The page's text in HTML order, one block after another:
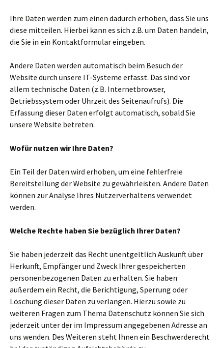
Ihre Daten werden zum einen dadurch erhoben, dass Sie uns
diese mitteilen. Hierbei kann es sich z.B. um Daten handeln,
die Sie in ein Kontaktformular eingeben.
Andere Daten werden automatisch beim Besuch der
Website durch unsere IT-Systeme erfasst. Das sind vor
allem technische Daten (z.B. Internetbrowser,
Betriebssystem oder Uhrzeit des Seitenaufrufs). Die
Erfassung dieser Daten erfolgt automatisch, sobald Sie
unsere Website betreten.
Wofür nutzen wir Ihre Daten?
Ein Teil der Daten wird erhoben, um eine fehlerfreie
Bereitstellung der Website zu gewährleisten. Andere Daten
können zur Analyse Ihres Nutzerverhaltens verwendet
werden.
Welche Rechte haben Sie bezüglich Ihrer Daten?
Sie haben jederzeit das Recht unentgeltlich Auskunft über
Herkunft, Empfänger und Zweck Ihrer gespeicherten
personenbezogenen Daten zu erhalten. Sie haben
außerdem ein Recht, die Berichtigung, Sperrung oder
Löschung dieser Daten zu verlangen. Hierzu sowie zu
weiteren Fragen zum Thema Datenschutz können Sie sich
jederzeit unter der im Impressum angegebenen Adresse an
uns wenden. Des Weiteren steht Ihnen ein Beschwerderecht